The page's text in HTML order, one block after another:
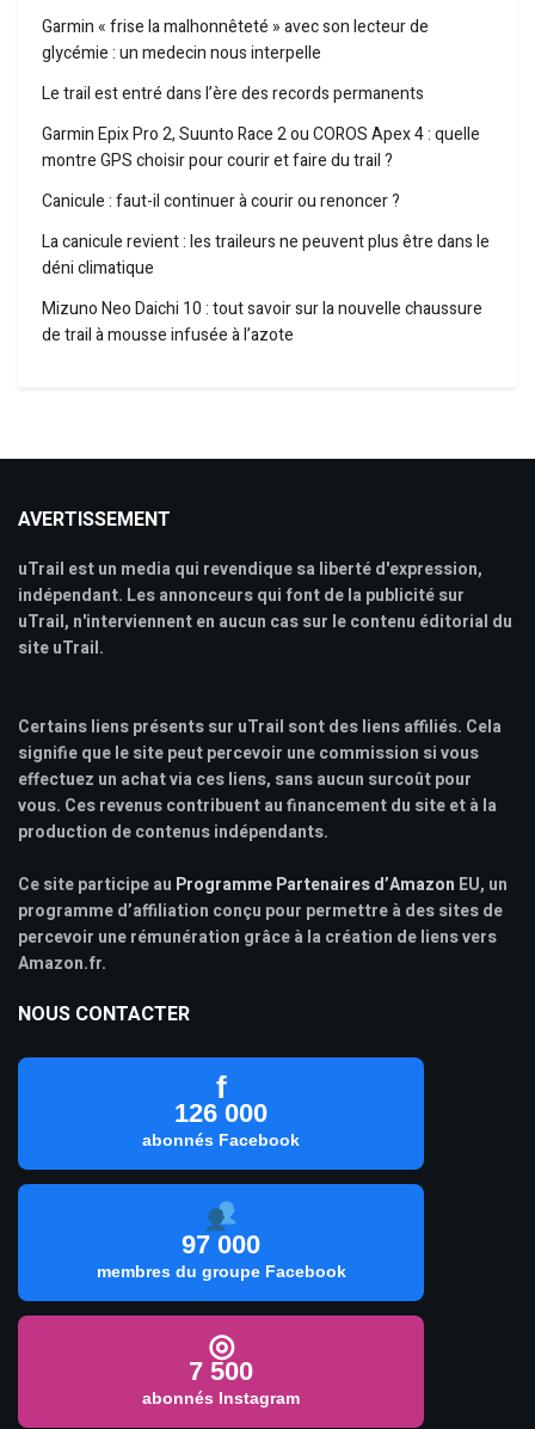
Garmin « frise la malhonnêteté » avec son lecteur de
glycémie : un medecin nous interpelle
Le trail est entré dans l’ère des records permanents
Garmin Epix Pro 2, Suunto Race 2 ou COROS Apex 4 : quelle
montre GPS choisir pour courir et faire du trail ?
Canicule : faut-il continuer à courir ou renoncer ?
La canicule revient : les traileurs ne peuvent plus être dans le
déni climatique
Mizuno Neo Daichi 10 : tout savoir sur la nouvelle chaussure
de trail à mousse infusée à l’azote
AVERTISSEMENT
uTrail est un media qui revendique sa liberté d'expression,
indépendant. Les annonceurs qui font de la publicité sur
uTrail, n'interviennent en aucun cas sur le contenu éditorial du
site uTrail.
Certains liens présents sur uTrail sont des liens affiliés. Cela
signifie que le site peut percevoir une commission si vous
effectuez un achat via ces liens, sans aucun surcoût pour
vous. Ces revenus contribuent au financement du site et à la
production de contenus indépendants.
Ce site participe au Programme Partenaires d’Amazon EU, un
programme d’affiliation conçu pour permettre à des sites de
percevoir une rémunération grâce à la création de liens vers
Amazon.fr.
NOUS CONTACTER
f
126 000
abonnés Facebook
97 000
membres du groupe Facebook
◎
7 500
abonnés Instagram